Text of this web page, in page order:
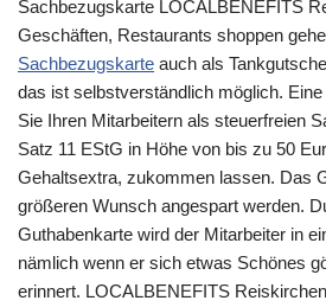
Sachbezugskarte LOCALBENEFITS
Geschäften, Restaurants shoppen
Sachbezugskarte auch als
das ist selbstverständlich möglich.
Sie Ihren Mitarbeitern als steuerfreien
Satz 11 EStG in Höhe von bis zu 50
Gehaltsextra, zukommen lassen. Das
größeren Wunsch angespart werden.
Guthabenkarte wird der Mitarbeiter in
nämlich wenn er sich etwas Schönes
erinnert. LOCALBENEFITS